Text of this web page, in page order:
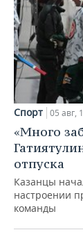
Спорт 05 авг,
«Много
отпуска
Казанцы
настроении
команды